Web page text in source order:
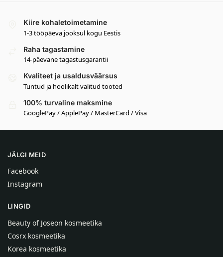
Kiire kohaletoimetamine
1-3 tööpäeva jooksul kogu Eestis
Raha tagastamine
14-päevane tagastusgarantii
Kvaliteet ja usaldusväärsus
Tuntud ja hoolikalt valitud tooted
100% turvaline maksmine
GooglePay / ApplePay / MasterCard / Visa
JÄLGI MEID
Facebook
Instagram
LINGID
Beauty of Joseon kosmeetika
Cosrx kosmeetika
Korea kosmeetika